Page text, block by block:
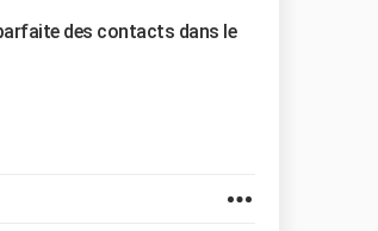
des contacts dans le